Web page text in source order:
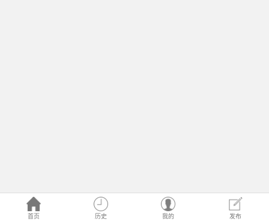
首页 历史 我的 发布